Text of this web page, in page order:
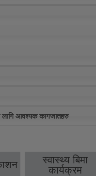
लागि आवश्यक कागजातहरु
स्वास्थ्य बिमा
कार्यक्रम